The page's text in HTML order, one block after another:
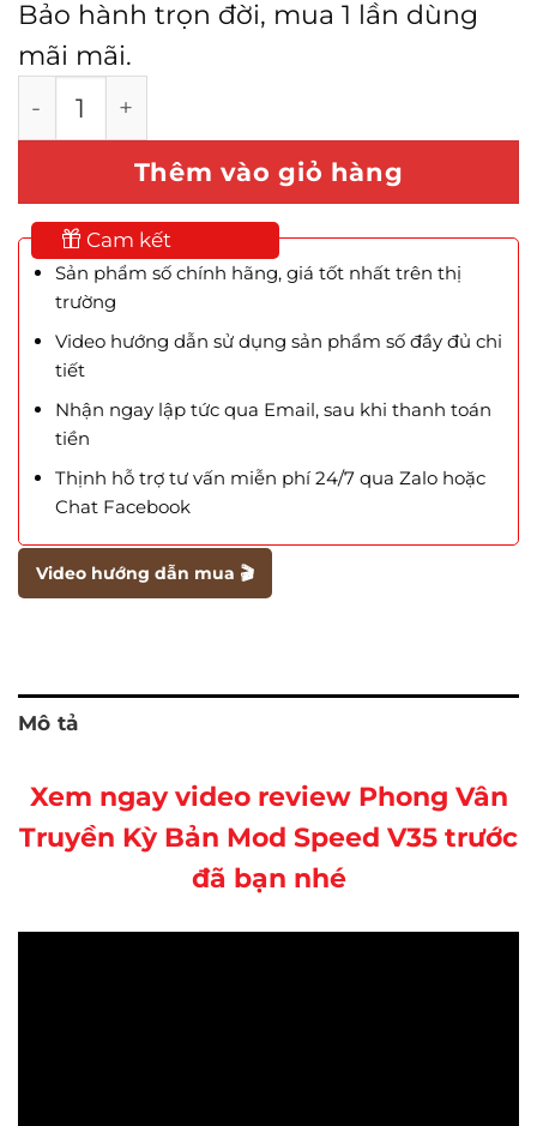
Bảo hành trọn đời, mua 1 lần dùng
mãi mãi.
Phong Vân Truyền Kỳ MOD Speed Bản V35
Thêm vào giỏ hàng
Cam kết
Sản phẩm số chính hãng, giá tốt nhất trên thị
trường
Video hướng dẫn sử dụng sản phẩm số đầy đủ chi
tiết
Nhận ngay lập tức qua Email, sau khi thanh toán
tiền
Thịnh hỗ trợ tư vấn miễn phí 24/7 qua Zalo hoặc
Chat Facebook
Video hướng dẫn mua 🎬
Mô tả
Xem ngay video review Phong Vân
Truyền Kỳ Bản Mod Speed V35 trước
đã bạn nhé